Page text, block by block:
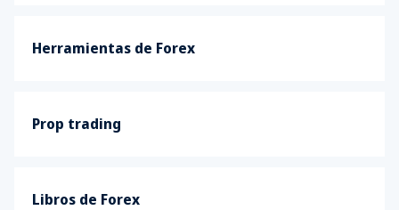
Herramientas de Forex
Prop trading
Libros de Forex